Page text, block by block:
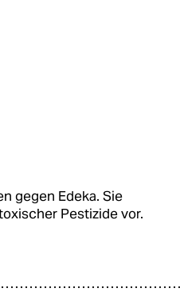
gegen Edeka. Sie
Pestizide vor.